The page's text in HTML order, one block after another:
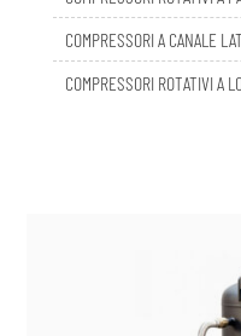
COMPRESSORI A CANALE
COMPRESSORI ROTATIVI A